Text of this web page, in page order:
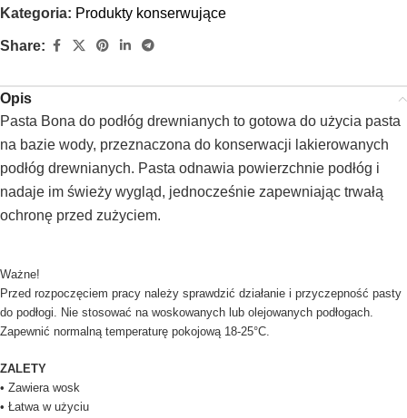
Kategoria: Produkty konserwujące
Share:
Opis
Pasta Bona do podłóg drewnianych to gotowa do użycia pasta
na bazie wody, przeznaczona do konserwacji lakierowanych
podłóg drewnianych. Pasta odnawia powierzchnie podłóg i
nadaje im świeży wygląd, jednocześnie zapewniając trwałą
ochronę przed zużyciem.
Ważne!
Przed rozpoczęciem pracy należy sprawdzić działanie i przyczepność pasty
do podłogi. Nie stosować na woskowanych lub olejowanych podłogach.
Zapewnić normalną temperaturę pokojową 18-25°C.
ZALETY
• Zawiera wosk
• Łatwa w użyciu